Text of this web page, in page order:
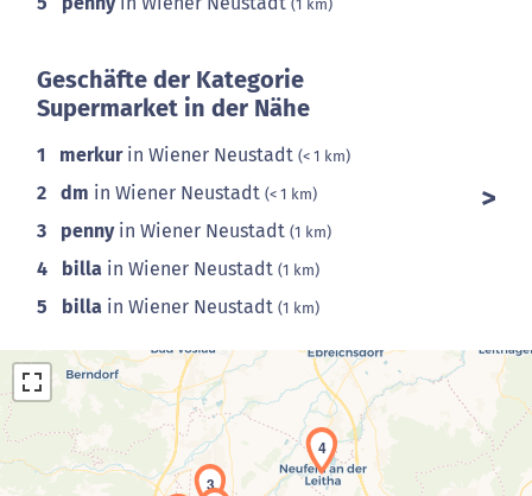
(1 km)
Geschäfte der Kategorie
Supermarket in der Nähe
1 merkurin Wiener Neustadt (< 1 km)
2 dm in Wiener Neustadt (< 1 km)
3 pennyin Wiener Neustadt (1 km)
4 billa in Wiener Neustadt (1 km)
5 billa in Wiener Neustadt (1 km)
3
4